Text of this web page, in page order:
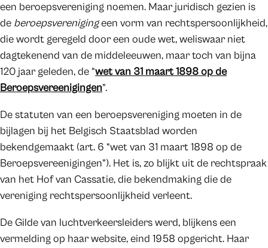
een beroepsvereniging noemen. Maar juridisch gezien is
de beroepsverenigingeen vorm van rechtspersoonlijkheid,
die wordt geregeld door een oude wet, weliswaar niet
dagtekenend van de middeleeuwen, maar toch van bijna
120 jaar geleden, de “wet van 31 maart 1898 op de
Beroepsvereenigingen”.
De statuten van een beroepsvereniging moeten in de
bijlagen bij het Belgisch Staatsblad worden
bekendgemaakt (art. 6 “wet van 31 maart 1898 op de
Beroepsvereenigingen”). Het is, zo blijkt uit de rechtspraak
van het Hof van Cassatie, die bekendmaking die de
vereniging rechtspersoonlijkheid verleent.
De Gilde van luchtverkeersleiders werd, blijkens een
vermelding op haar website, eind 1958 opgericht. Haar